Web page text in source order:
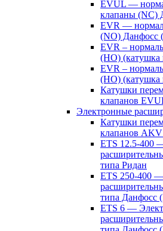
EVUL —
клапаны (NC)
EVR —
(NO) Данфосс
EVR –
(НО) (катушка
EVR –
(НО) (катушка
Катушки
клапанов
Электронные
Катушки
клапанов
ETS 12.5-400
типа Ридан
ETS 250-400
типа Данфосс
ETS 6 —